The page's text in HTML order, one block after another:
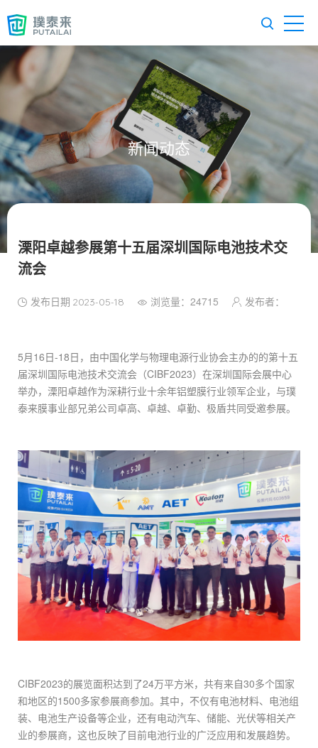
新闻动态
溧阳卓越参展第十五届深圳国际电池技术交
流会
发布日期 2023-05-18 浏览量：24715 发布者：
5月16日-18日，由中国化学与物理电源行业协会主办的的第十五
届深圳国际电池技术交流会（CIBF2023）在深圳国际会展中心
举办，溧阳卓越作为深耕行业十余年铝塑膜行业领军企业，与璞
泰来膜事业部兄弟公司卓高、卓越、卓勤、极盾共同受邀参展。
CIBF2023的展览面积达到了24万平方米，共有来自30多个国家
和地区的1500多家参展商参加。其中，不仅有电池材料、电池组
装、电池生产设备等企业，还有电动汽车、储能、光伏等相关产
业的参展商，这也反映了目前电池行业的广泛应用和发展趋势。